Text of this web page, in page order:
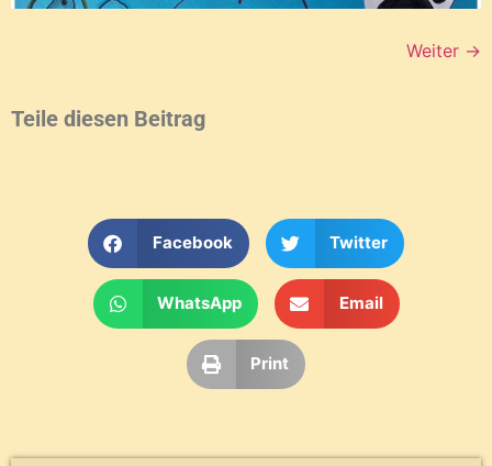
Weiter →
Teile diesen Beitrag
Facebook Twitter
WhatsApp Email
Print